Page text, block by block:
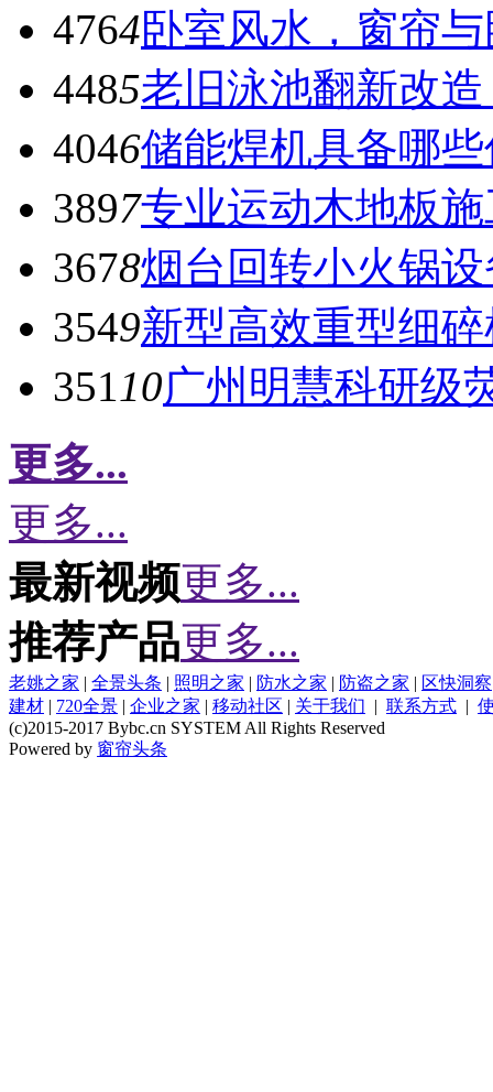
4764卧室风水，窗帘
4485老旧泳池翻新改
4046储能焊机具备哪
3897专业运动木地板
3678烟台回转小火锅
3549新型高效重型细
35110广州明慧科研级
更多...
更多...
最新视频更多...
推荐产品更多...
老姚之家 | 全景头条 | 照明之家 | 防水之家 | 防盗之家 | 区快洞察
建材 | 720全景 | 企业之家 | 移动社区 | 关于我们 | 联系方式 |
(c)2015-2017 Bybc.cn SYSTEM All Rights Reserved
Powered by 窗帘头条